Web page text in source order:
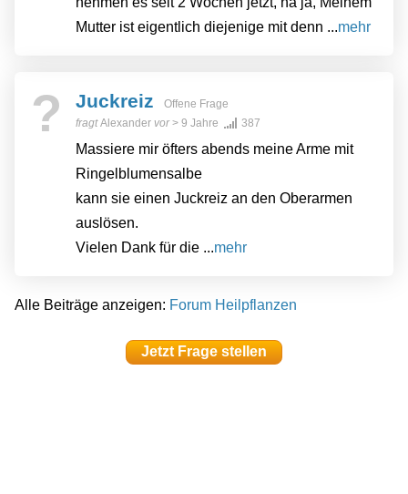
Mutter ist eigentlich diejenige mit denn ...mehr
? Juckreiz
Offene Frage
fragtAlexander vor> 9 Jahre 387
Massiere mir öfters abends meine Arme mit
Ringelblumensalbe
kann sie einen Juckreiz an den Oberarmen
auslösen.
Vielen Dank für die ...mehr
Alle Beiträge anzeigen: Forum Heilpflanzen
Jetzt Frage stellen